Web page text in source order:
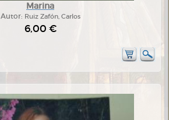
Marina
Autor: Ruiz Zafón, Carlos
6,00 €